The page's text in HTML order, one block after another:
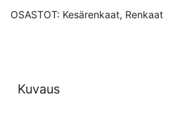
määrä
OSASTOT: Kesärenkaat, Renkaat
Kuvaus